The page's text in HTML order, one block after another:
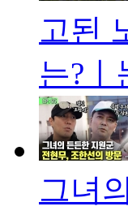
고된
는?ㅣ
그녀